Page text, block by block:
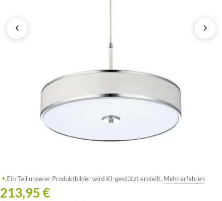
Ein Teil unserer Produktbilder wird KI-gestützt erstellt. Mehr erfahren
213,95 €